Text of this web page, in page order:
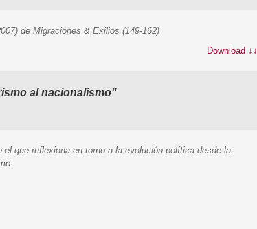
de Migraciones & Exilios (149-162)
Download ↓↓
al nacionalismo"
el que reflexiona en torno a la evolución política desde la